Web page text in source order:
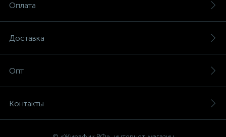
Оплата
Доставка
Опт
Контакты